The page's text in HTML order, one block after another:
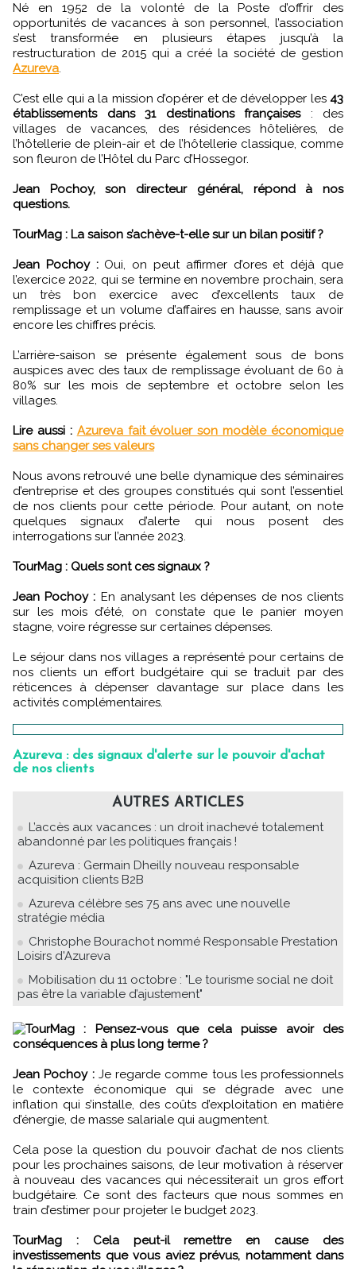
Né en 1952 de la volonté de la Poste d’offrir des
opportunités de vacances à son personnel, l’association
s’est transformée en plusieurs étapes jusqu’à la
restructuration de 2015 qui a créé la société de gestion
Azureva.
C’est elle qui a la mission d’opérer et de développer les 43
établissements dans 31 destinations françaises: des
villages de vacances, des résidences hôtelières, de
l’hôtellerie de plein-air et de l’hôtellerie classique, comme
son fleuron de l’Hôtel du Parc d’Hossegor.
Jean Pochoy, son directeur général, répond à nos
questions.
TourMag : La saison s’achève-t-elle sur un bilan positif ?
Jean Pochoy :Oui, on peut affirmer d’ores et déjà que
l’exercice 2022, qui se termine en novembre prochain, sera
un très bon exercice avec d’excellents taux de
remplissage et un volume d’affaires en hausse, sans avoir
encore les chiffres précis.
L’arrière-saison se présente également sous de bons
auspices avec des taux de remplissage évoluant de 60 à
80% sur les mois de septembre et octobre selon les
villages.
Lire aussi : Azureva fait évoluer son modèle économique
sans changer ses valeurs
Nous avons retrouvé une belle dynamique des séminaires
d’entreprise et des groupes constitués qui sont l’essentiel
de nos clients pour cette période. Pour autant, on note
quelques signaux d’alerte qui nous posent des
interrogations sur l’année 2023.
TourMag : Quels sont ces signaux ?
Jean Pochoy : En analysant les dépenses de nos clients
sur les mois d’été, on constate que le panier moyen
stagne, voire régresse sur certaines dépenses.
Le séjour dans nos villages a représenté pour certains de
nos clients un effort budgétaire qui se traduit par des
réticences à dépenser davantage sur place dans les
activités complémentaires.
Azureva : des signaux d'alerte sur le pouvoir d'achat
de nos clients
AUTRES ARTICLES
L’accès aux vacances : un droit inachevé totalement
abandonné par les politiques français !
Azureva : Germain Dheilly nouveau responsable
acquisition clients B2B
Azureva célèbre ses 75 ans avec une nouvelle
stratégie média
Christophe Bourachot nommé Responsable Prestation
Loisirs d'Azureva
Mobilisation du 11 octobre : "Le tourisme social ne doit
pas être la variable d’ajustement"
TourMag : Pensez-vous que cela puisse avoir des
conséquences à plus long terme ?
Jean Pochoy :Je regarde comme tous les professionnels
le contexte économique qui se dégrade avec une
inflation qui s’installe, des coûts d’exploitation en matière
d’énergie, de masse salariale qui augmentent.
Cela pose la question du pouvoir d’achat de nos clients
pour les prochaines saisons, de leur motivation à réserver
à nouveau des vacances qui nécessiterait un gros effort
budgétaire. Ce sont des facteurs que nous sommes en
train d’estimer pour projeter le budget 2023.
TourMag : Cela peut-il remettre en cause des
investissements que vous aviez prévus, notamment dans